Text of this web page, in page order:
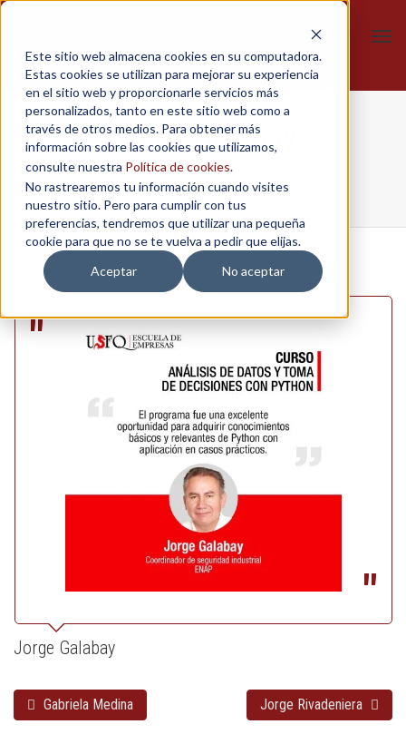
Este sitio web almacena cookies en su computadora.
Estas cookies se utilizan para mejorar su experiencia
en el sitio web y proporcionarle servicios más
personalizados, tanto en este sitio web como a
través de otros medios. Para obtener más
información sobre las cookies que utilizamos,
consulte nuestra Política de cookies.
No rastrearemos tu información cuando visites
nuestro sitio. Pero para cumplir con tus
preferencias, tendremos que utilizar una pequeña
cookie para que no se te vuelva a pedir que elijas.
Aceptar
No aceptar
Jorge Galabay
Home / Python / Jorge Galabay
Jorge Galabay
Gabriela Medina Jorge Rivadeniera